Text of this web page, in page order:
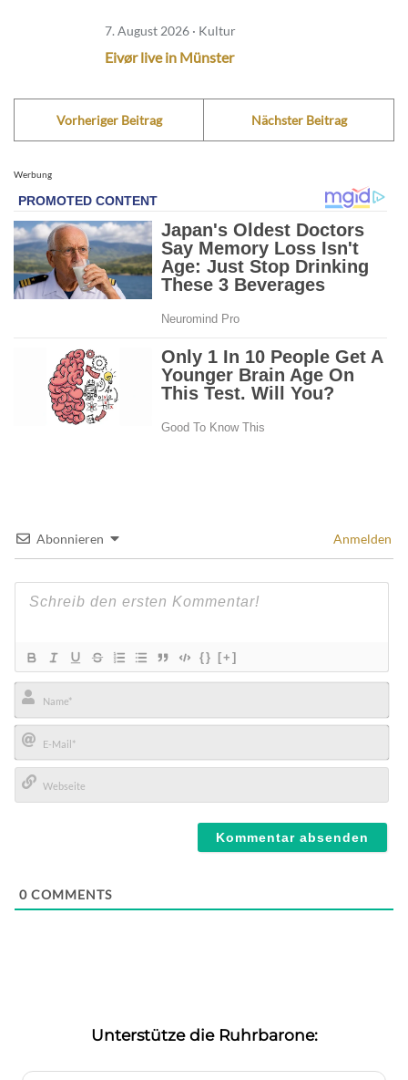
7. August 2026 · Kultur
Eivør live in Münster
Vorheriger Beitrag Nächster Beitrag
Werbung
Abonnieren Anmelden
{} [+]
Name*
E-
Mail*
0 COMMENTS
Unterstütze die Ruhrbarone: